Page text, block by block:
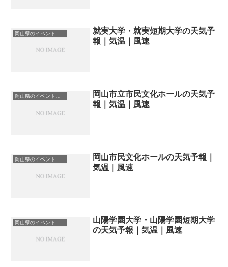
就実大学・就実短期大学の天気予
報｜気温｜風速
岡山県のイベント会場一覧
岡山市立市民文化ホールの天気予
報｜気温｜風速
岡山市民文化ホールの天気予報｜
気温｜風速
山陽学園大学・山陽学園短期大学
の天気予報｜気温｜風速